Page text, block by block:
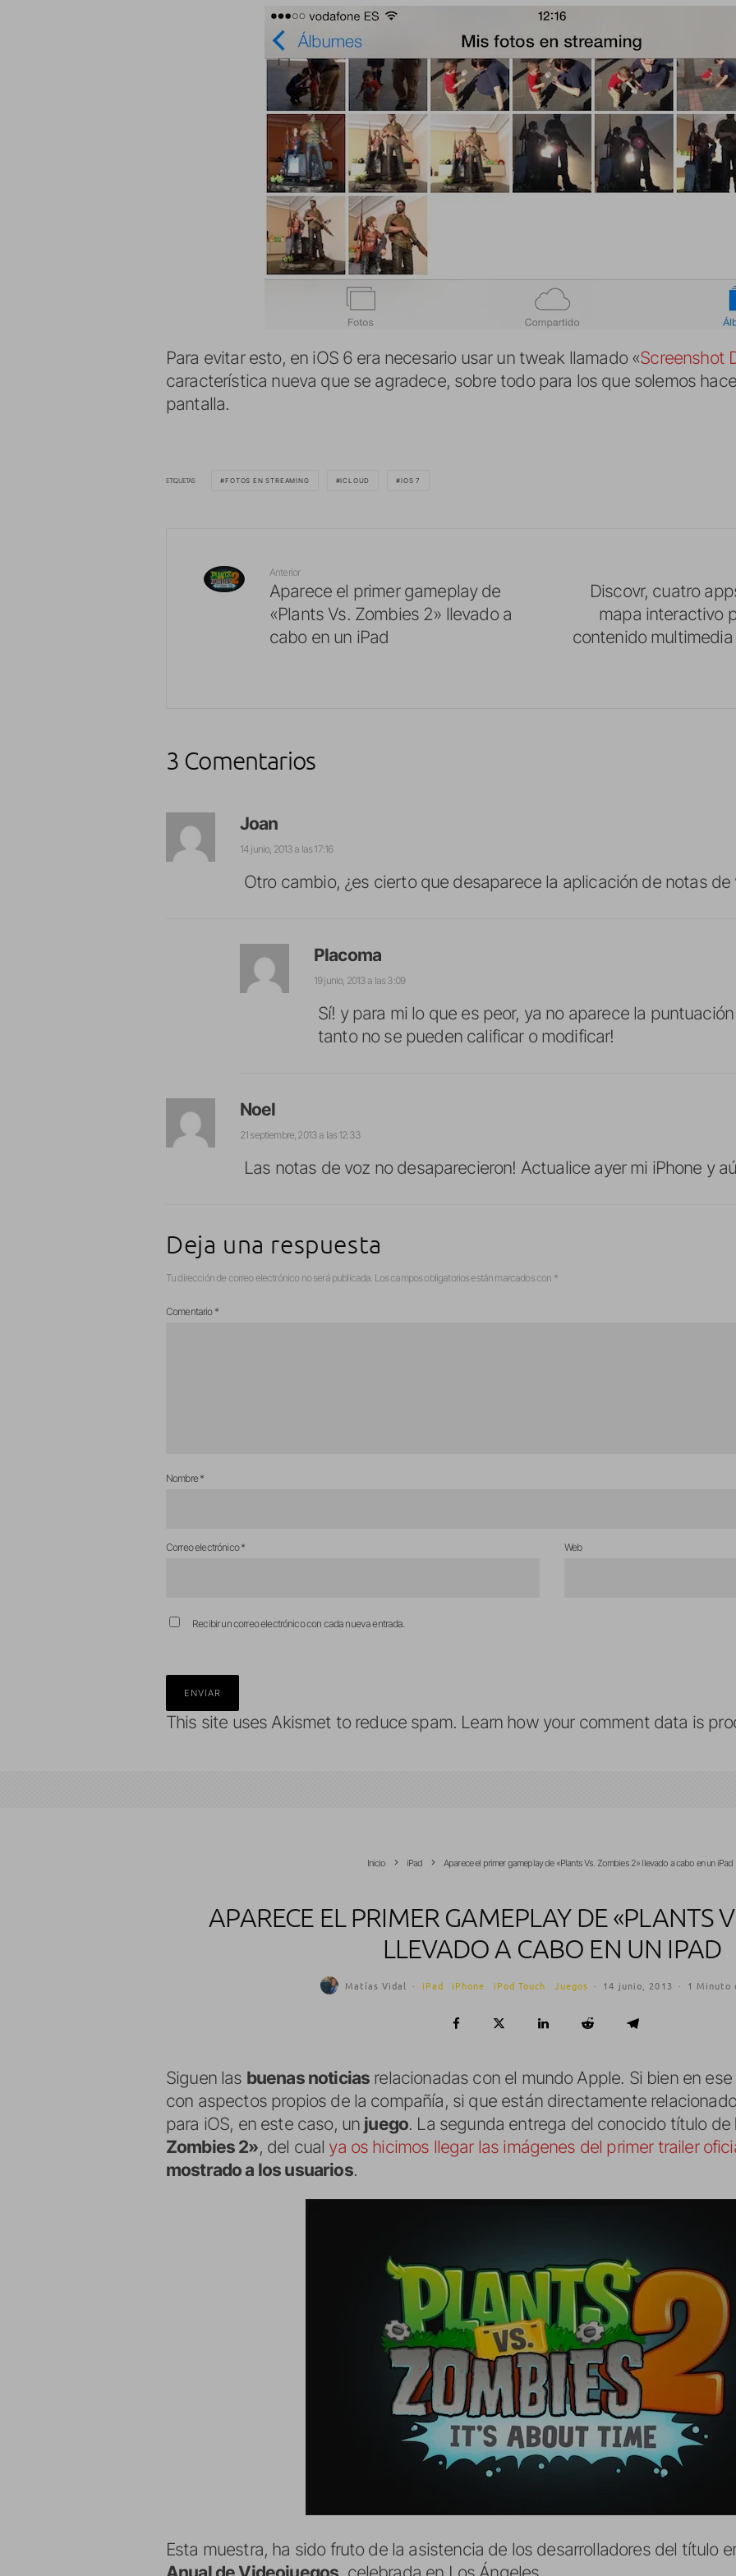
Para evitar esto, en iOS 6 era necesario usar un tweak llamado «Screenshot
característica nueva que se agradece, sobre todo para los que solemos
pantalla.
ETIQUETAS FOTOS EN STREAMING ICLOUD IOS 7
Anterior
Aparece el primer gameplay de
«Plants Vs. Zombies 2» llevado a
cabo en un iPad
Discovr, cuatro
mapa interactivo
contenido
3 Comentarios
Joan
14 junio, 2013 a las 17:16
Otro cambio, ¿es cierto que desaparece la aplicación de notas de
Placoma
19 junio, 2013 a las 3:09
Sí! y para mi lo que es peor, ya no aparece la
tanto no se pueden calificar o modificar!
Noel
21 septiembre, 2013 a las 12:33
Las notas de voz no desaparecieron! Actualice ayer mi iPhone y
Deja una respuesta
Tu dirección de correo electrónico no será publicada. Los campos obligatorios están marcados con *
Comentario *
Nombre*
Correo electrónico* Web
Recibir un correo electrónico con cada nueva entrada.
This site uses Akismet to reduce spam. Learn how your comment data is
Inicio iPad Aparece el primer gameplay de «Plants Vs. Zombies 2» llevado a cabo en un iPad
APARECE EL PRIMER GAMEPLAY DE «PLANTS
LLEVADO A CABO EN UN IPAD
Matías Vidal · iPad iPhone iPod Touch Juegos · 14 junio, 2013 · 1 Minuto
Siguen las buenas noticias relacionadas con el mundo Apple. Si bien en
con aspectos propios de la compañía, si que están directamente
para iOS, en este caso, un juego. La segunda entrega del conocido título de
Zombies 2», del cual ya os hicimos llegar las imágenes del primer trailer
mostrado a los usuarios.
Esta muestra, ha sido fruto de la asistencia de los desarrolladores del título